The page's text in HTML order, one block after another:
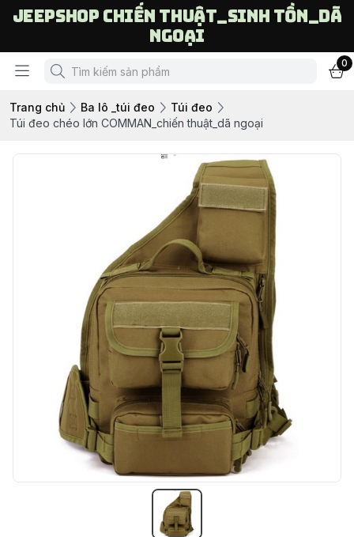
Jeepshop chiến thuật_sinh tồn_dã
ngoại
0
Trang chủ Ba lô _túi đeo
Túi đeo
Túi đeo chéo lớn COMMAN_chiến thuật_dã ngoại